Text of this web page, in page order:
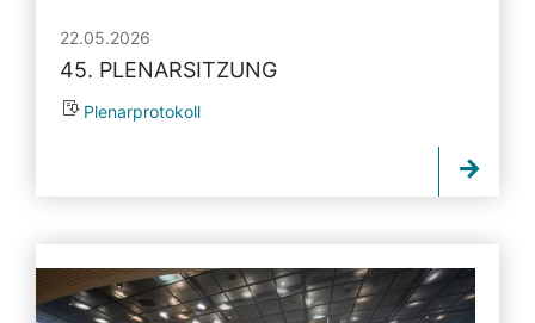
22.05.2026
45. PLENARSITZUNG
Plenarprotokoll